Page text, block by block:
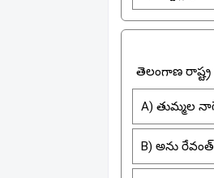
తెలంగాణ రాష్ట్ర
A) తుమ్మల
B) అను రేవంత్